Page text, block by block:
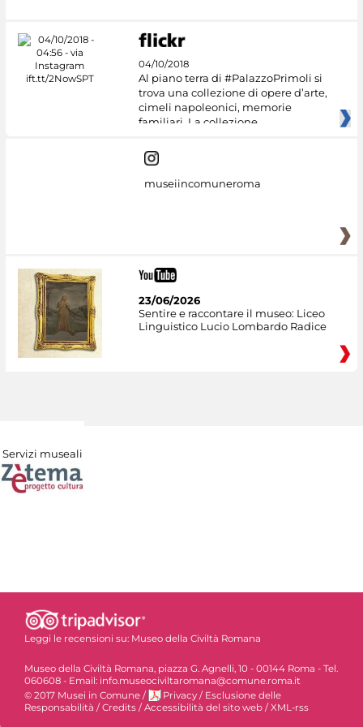
04/10/2018
Al piano terra di #PalazzoPrimoli si
trova una collezione di opere d’arte,
cimeli napoleonici, memorie
familiari. La collezione
museiincomuneroma
23/06/2026
Sentire e raccontare il museo: Liceo
Linguistico Lucio Lombardo Radice
Servizi museali
Leggi le recensioni su: Museo della Civiltà Romana
Museo della Civiltà Romana, piazza G. Agnelli, 10 - 00144 Roma - Tel.
060608 - Email: info.museociviltaromana@comune.roma.it
© 2017 Musei in Comune / Privacy / Esclusione delle
Responsabilità /Credits /Accessibilità del sito web /XML-rss